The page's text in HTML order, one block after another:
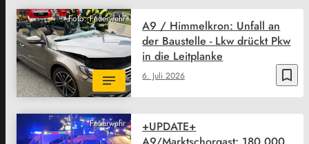
Foto: Feuerwehr
bookmark_border
6. Juli 2026
A9 / Himmelkron: Unfall an
der Baustelle - Lkw drückt Pkw
in die Leitplanke
Feuerwehr
+UPDATE+